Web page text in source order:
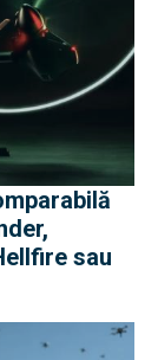
sau